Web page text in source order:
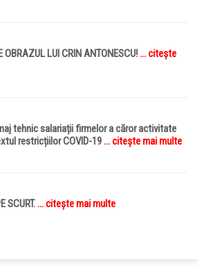
OBRAZUL LUI CRIN ANTONESCU!... citește
tehnic salariații firmelor a căror activitate
restricțiilor COVID-19... citește mai multe
SCURT.... citește mai multe